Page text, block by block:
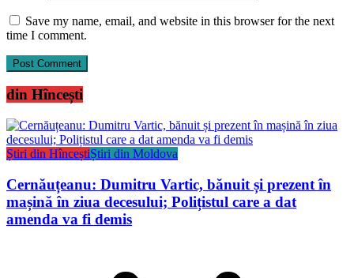
Save my name, email, and website in this browser for the next
time I comment.
din Hîncești
Știri din HînceștiȘtiri din Moldova
Cernăuțeanu: Dumitru Vartic, bănuit și prezent în
mașină în ziua decesului; Polițistul care a dat
amenda va fi demis